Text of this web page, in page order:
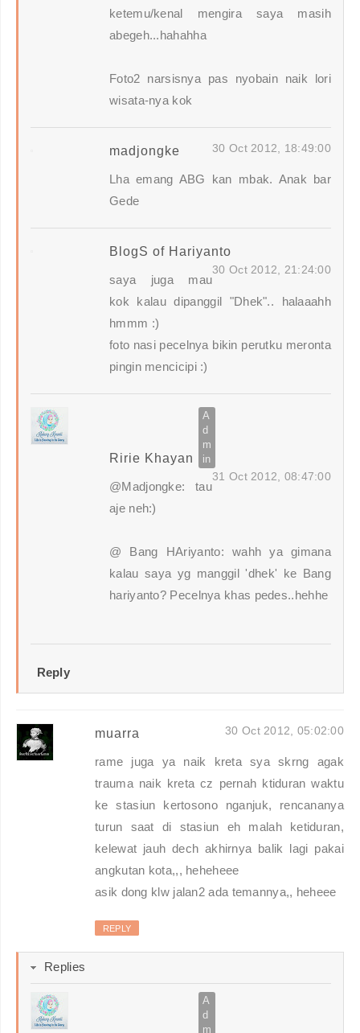
ketemu/kenal mengira saya masih
abegeh...hahahha
Foto2 narsisnya pas nyobain naik lori
wisata-nya kok
madjongke 30 Oct 2012, 18:49:00
Lha emang ABG kan mbak. Anak bar
Gede
BlogS of Hariyanto
30 Oct 2012, 21:24:00
saya juga mau
kok kalau dipanggil "Dhek".. halaaahh
hmmm :)
foto nasi pecelnya bikin perutku meronta
pingin mencicipi :)
Ririe Khayan
31 Oct 2012, 08:47:00
@Madjongke: tau
aje neh:)
@ Bang HAriyanto: wahh ya gimana
kalau saya yg manggil 'dhek' ke Bang
hariyanto? Pecelnya khas pedes..hehhe
Reply
muarra 30 Oct 2012, 05:02:00
rame juga ya naik kreta sya skrng agak
trauma naik kreta cz pernah ktiduran waktu
ke stasiun kertosono nganjuk, rencananya
turun saat di stasiun eh malah ketiduran,
kelewat jauh dech akhirnya balik lagi pakai
angkutan kota,,, heheheee
asik dong klw jalan2 ada temannya,, heheee
REPLY
Replies